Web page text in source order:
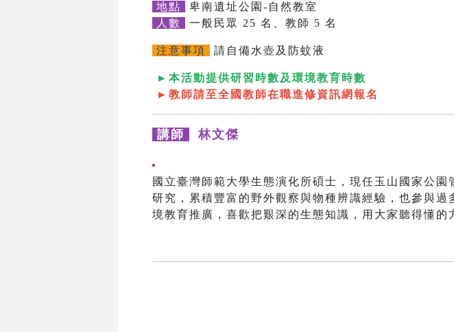
地點
卑南遺址公園-自然教室
人數
一般民眾 25 名、教師 5 名
注意事項 請自備水壺及防蚊液
►本活動提供研習時數及環境教育時數
►教師請至全國教師在職進修資訊網報名
講師 林文傑
國立臺灣師範大學生態演化所碩士，現任玉山國家公
研究，累積豐富的野外觀察與物種辨識經驗，也參與
境教育推廣，喜歡把艱深的生態知識，用大家聽得懂的